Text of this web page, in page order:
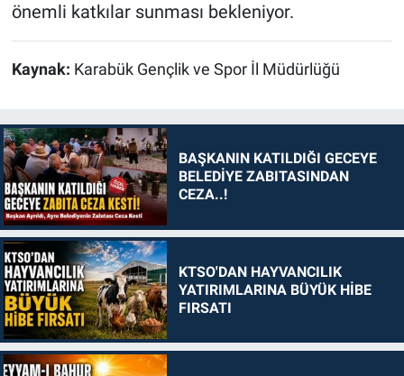
önemli katkılar sunması bekleniyor.
Kaynak: Karabük Gençlik ve Spor İl Müdürlüğü
BAŞKANIN KATILDIĞI GECEYE
BELEDİYE ZABITASINDAN
CEZA..!
KTSO'DAN HAYVANCILIK
YATIRIMLARINA BÜYÜK HİBE
FIRSATI